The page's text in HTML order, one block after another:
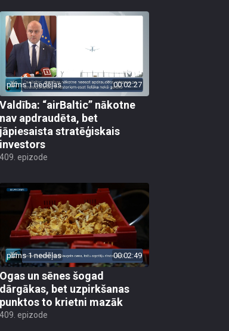
pirms 1 nedēļas 00:02:27
Valdība: “airBaltic” nākotne
nav apdraudēta, bet
jāpiesaista stratēģiskais
investors
409. epizode
pirms 1 nedēļas 00:02:49
Ogas un sēnes šogad
dārgākas, bet uzpirkšanas
punktos to krietni mazāk
409. epizode